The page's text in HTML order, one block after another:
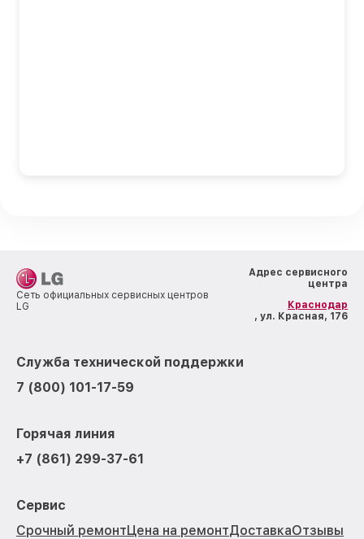
Сеть официальных сервисных центров
LG
Адрес сервисного
центра
Краснодар
, ул. Красная, 176
Служба технической поддержки
7 (800) 101-17-59
Горячая линия
+7 (861) 299-37-61
Сервис
Срочный ремонтЦена на ремонтДоставкаОтзывы